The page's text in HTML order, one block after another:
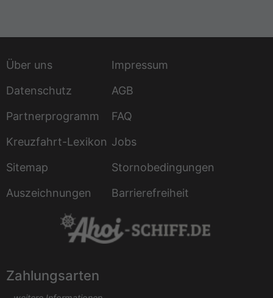
Über uns
Impressum
Datenschutz
AGB
Partnerprogramm
FAQ
Kreuzfahrt-Lexikon Jobs
Sitemap
Stornobedingungen
Auszeichnungen
Barrierefreiheit
Zahlungsarten